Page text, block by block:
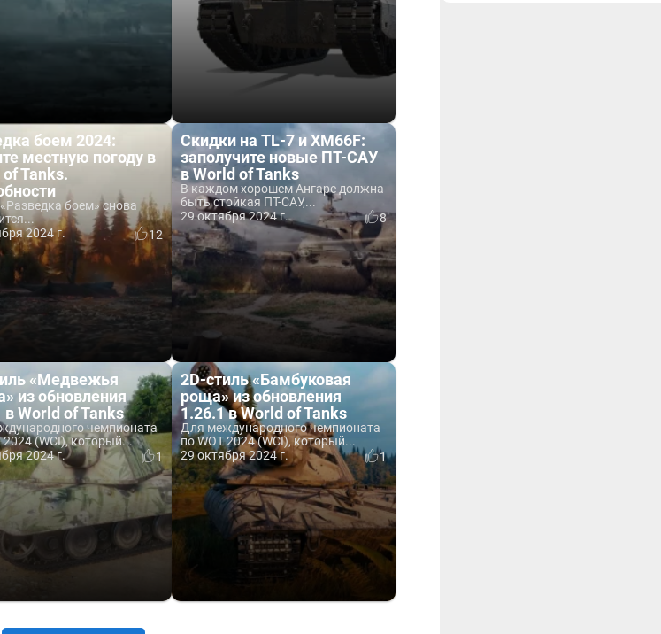
боем 2024:
местную погоду в
Tanks.
боем» снова
2024 г.
12
Скидки на TL-7 и XM66F:
заполучите новые ПТ-САУ
в World of Tanks
В каждом хорошем Ангаре должна
быть стойкая ПТ-САУ,...
29 октября 2024 г.
8
«Медвежья
из обновления
в World of Tanks
чемпионата
2024 (WCI), который...
2024 г.
1
2D-стиль «Бамбуковая
роща» из обновления
1.26.1 в World of Tanks
Для международного чемпионата
по WOT 2024 (WCI), который...
29 октября 2024 г.
1